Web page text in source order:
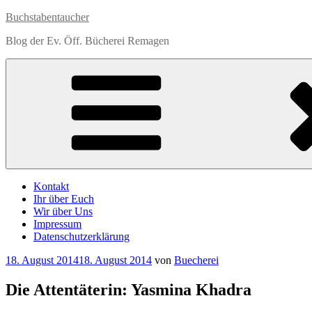
Zum
springen
Buchstabentaucher
Blog der Ev. Öff. Bücherei Remagen
Kontakt
Ihr über Euch
Wir über Uns
Impressum
Datenschutzerklärung
Veröffentlicht
18. August 201418. August 2014 von Buecherei
Die Attentäterin: Yasmina Khadra